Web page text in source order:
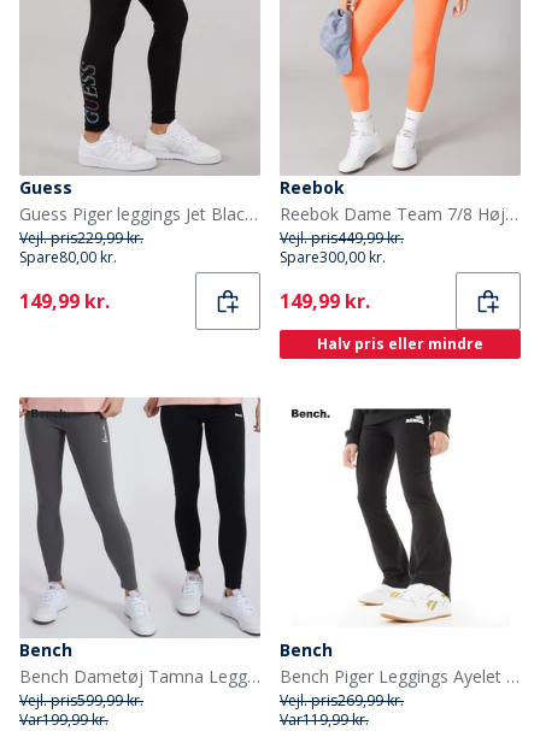
Guess
Guess Piger leggings Jet Black A996
Vejl. pris229,99 kr.
Spare80,00 kr.
Current
149,99 kr.
Reebok
Reebok Dame Team 7/8 Høj Talje Tætsiddende Leggings Supercharged Coral
Vejl. pris449,99 kr.
Spare300,00 kr.
Current
149,99 kr.
Halv pris eller mindre
Bench
Bench Dametøj Tamna Leggings To Pak Sort/Antracit
Vejl. pris599,99 kr.
Var199,99 kr.
Bench
Bench Piger Leggings Ayelet Puff Print Sort
Vejl. pris269,99 kr.
Var119,99 kr.